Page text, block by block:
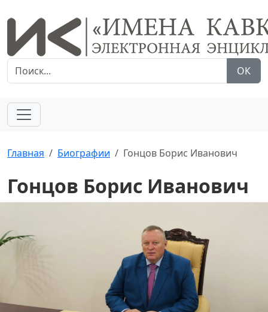
ОК
Главная Биографии Гонцов Борис Иванович
Гонцов Борис Иванович